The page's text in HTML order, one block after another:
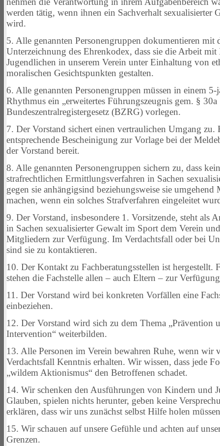
werden tätig, wenn ihnen ein Sachverhalt sexualisierter
wird.
5. Alle genannten Personengruppen dokumentieren mit
Unterzeichnung des Ehrenkodex, dass sie die Arbeit
Jugendlichen in unserem Verein unter Einhaltung von
moralischen Gesichtspunkten gestalten.
6. Alle genannten Personengruppen müssen in einem 5-
Rhythmus ein „erweitertes Führungszeugnis gem. § 30a
Bundeszentralregistergesetz (BZRG) vorlegen.
7. Der Vorstand sichert einen vertraulichen Umgang zu.
entsprechende Bescheinigung zur Vorlage bei der
der Vorstand bereit.
8. Alle genannten Personengruppen sichern zu, dass
strafrechtlichen Ermittlungsverfahren in Sachen
gegen sie anhängigsind beziehungsweise sie umgehend
machen, wenn ein solches Strafverfahren eingeleitet
9. Der Vorstand, insbesondere 1. Vorsitzende, steht als
in Sachen sexualisierter Gewalt im Sport dem Verein
Mitgliedern zur Verfügung. Im Verdachtsfall oder bei
sind sie zu kontaktieren.
10. Der Kontakt zu Fachberatungsstellen ist hergestellt.
stehen die Fachstelle allen – auch Eltern – zur
11. Der Vorstand wird bei konkreten Vorfällen eine
einbeziehen.
12. Der Vorstand wird sich zu dem Thema „Prävention
Intervention“ weiterbilden.
13. Alle Personen im Verein bewahren Ruhe, wenn wir
Verdachtsfall Kenntnis erhalten. Wir wissen, dass jede
„wildem Aktionismus“ den Betroffenen schadet.
14. Wir schenken den Ausführungen von Kindern und
Glauben, spielen nichts herunter, geben keine
erklären, dass wir uns zunächst selbst Hilfe holen
15. Wir schauen auf unsere Gefühle und achten auf
Grenzen.